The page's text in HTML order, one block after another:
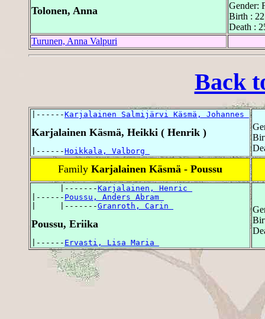
Tolonen, Anna
Gender:
Birth :
Death :
Turunen, Anna Valpuri
Back
|------Karjalainen Salmijärvi Käsmä, Johannes
Karjalainen Käsmä, Heikki ( Henrik )
|------Hoikkala, Valborg
Family Karjalainen Käsmä - Poussu
      |-------
Karjalainen, Henric
|------ Poussu, Anders Abram
|     |-------Granroth, Carin
Poussu, Eriika
|------ Ervasti, Lisa Maria